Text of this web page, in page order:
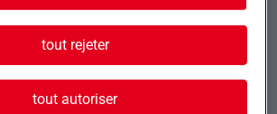
: selon votre profil et votre
rémunération adaptée.
: Occitanie avec
certains déplacements
tout rejeter
tout autoriser